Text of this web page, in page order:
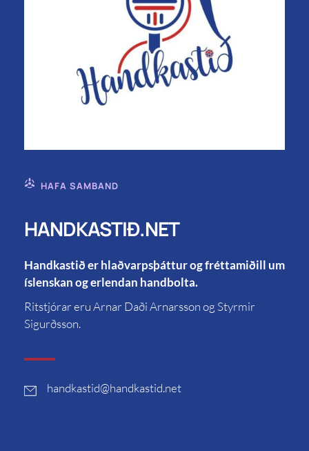
HAFA SAMBAND
HANDKASTIÐ.NET
Handkastið er hlaðvarpsþáttur og fréttamiðill um
íslenskan og erlendan handbolta.
Ritstjórar eru Arnar Daði Arnarsson og Styrmir
Sigurðsson.
handkastid@handkastid.net